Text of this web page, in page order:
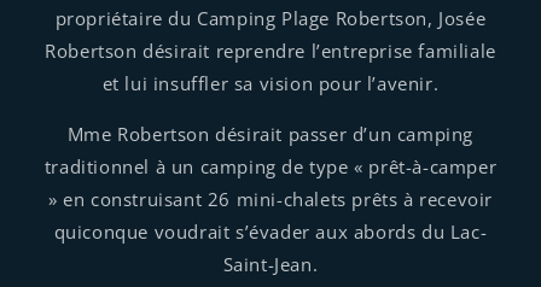
propriétaire du Camping Plage Robertson, Josée
Robertson désirait reprendre l’entreprise familiale
et lui insuffler sa vision pour l’avenir.
Mme Robertson désirait passer d’un camping
traditionnel à un camping de type « prêt-à-camper
» en construisant 26 mini-chalets prêts à recevoir
quiconque voudrait s’évader aux abords du Lac-
Saint-Jean.